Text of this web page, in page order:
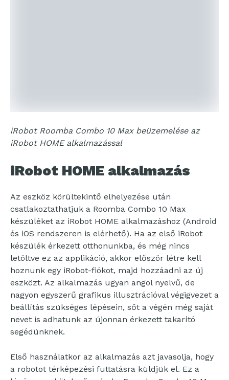
iRobot Roomba Combo 10 Max beüzemelése az
iRobot HOME alkalmazással
iRobot HOME alkalmazás
Az eszköz körültekintő elhelyezése után
csatlakoztathatjuk a Roomba Combo 10 Max
készüléket az iRobot HOME alkalmazáshoz (Android
és iOS rendszeren is elérhető). Ha az első iRobot
készülék érkezett otthonunkba, és még nincs
letöltve ez az applikáció, akkor először létre kell
hoznunk egy iRobot-fiókot, majd hozzáadni az új
eszközt. Az alkalmazás ugyan angol nyelvű, de
nagyon egyszerű grafikus illusztrációval végigvezet a
beállítás szükséges lépésein, sőt a végén még saját
nevet is adhatunk az újonnan érkezett takarító
segédünknek.
Első használatkor az alkalmazás azt javasolja, hogy
a robotot térképezési futtatásra küldjük el. Ez a